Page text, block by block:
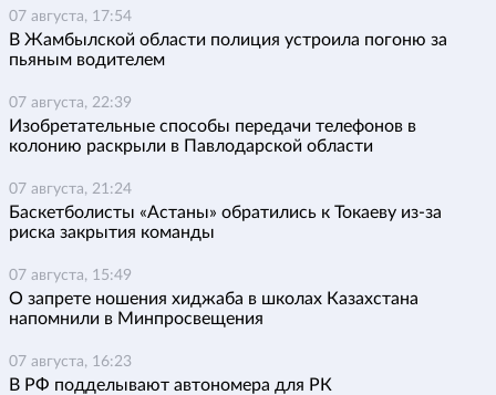
07 августа, 17:54
В Жамбылской области полиция устроила погоню за
пьяным водителем
07 августа, 22:39
Изобретательные способы передачи телефонов в
колонию раскрыли в Павлодарской области
07 августа, 21:24
Баскетболисты «Астаны» обратились к Токаеву из-за
риска закрытия команды
07 августа, 15:49
О запрете ношения хиджаба в школах Казахстана
напомнили в Минпросвещения
07 августа, 16:23
В РФ подделывают автономера для РК